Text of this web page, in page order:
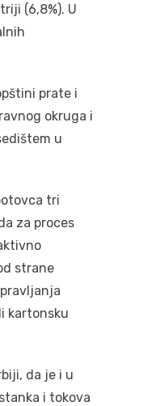
(6,8%). U
prate i
okruga i
u
tri
za proces
strane
kartonsku
da je i u
i tokova